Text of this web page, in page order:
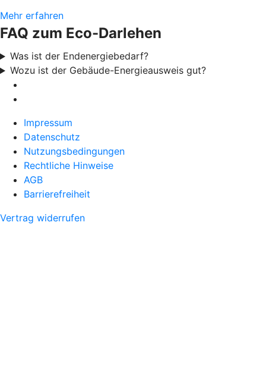
Mehr erfahren
FAQ zum Eco-Darlehen
Was ist der Endenergiebedarf?
Wozu ist der Gebäude-Energieausweis gut?
Impressum
Datenschutz
Nutzungsbedingungen
Rechtliche Hinweise
AGB
Barrierefreiheit
Vertrag widerrufen